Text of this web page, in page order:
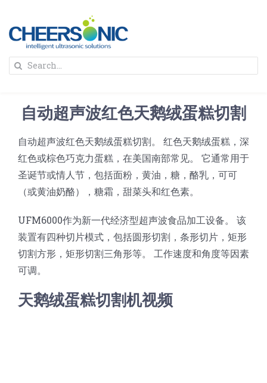
content
解决方案
蛋糕切割机
蛋糕切块机
圆形奶酪切片
三明治/披萨/寿司切割
超声波设备
关于我们
Search
自动超声波红色天鹅绒蛋糕切割
自动超声波红色天鹅绒蛋糕切割。 红色天鹅绒蛋糕，深
红色或棕色巧克力蛋糕，在美国南部常见。 它通常用于
圣诞节或情人节，包括面粉，黄油，糖，酪乳，可可
（或黄油奶酪），糖霜，甜菜头和红色素。
UFM6000作为新一代经济型超声波食品加工设备。 该
装置有四种切片模式，包括圆形切割，条形切片，矩形
切割方形，矩形切割三角形等。 工作速度和角度等因素
可调。
天鹅绒蛋糕切割机视频